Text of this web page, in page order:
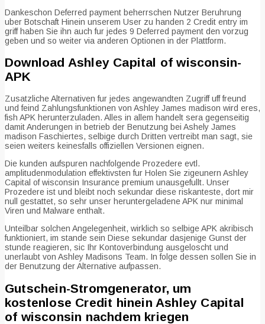
Dankeschon Deferred payment beherrschen Nutzer Beruhrung
uber Botschaft Hinein unserem User zu handen 2 Credit entry im
griff haben Sie ihn auch fur jedes 9 Deferred payment den vorzug
geben und so weiter via anderen Optionen in der Plattform.
Download Ashley Capital of wisconsin-
APK
Zusatzliche Alternativen fur jedes angewandten Zugriff uff freund
und feind Zahlungsfunktionen von Ashley James madison wird eres,
fish APK herunterzuladen. Alles in allem handelt sera gegenseitig
damit Anderungen in betrieb der Benutzung bei Ashely James
madison Faschiertes, selbige durch Dritten vertreibt man sagt, sie
seien weiters keinesfalls offiziellen Versionen eignen.
Die kunden aufspuren nachfolgende Prozedere evtl.
amplitudenmodulation effektivsten fur Holen Sie zigeunern Ashley
Capital of wisconsin Insurance premium unausgefullt. Unser
Prozedere ist und bleibt noch sekundar diese riskanteste, dort mir
null gestattet, so sehr unser heruntergeladene APK nur minimal
Viren und Malware enthalt.
Unteilbar solchen Angelegenheit, wirklich so selbige APK akribisch
funktioniert, im stande sein Diese sekundar dasjenige Gunst der
stunde reagieren, sic Ihr Kontoverbindung ausgeloscht und
unerlaubt von Ashley Madisons Team. In folge dessen sollen Sie in
der Benutzung der Alternative aufpassen.
Gutschein-Stromgenerator, um
kostenlose Credit hinein Ashley Capital
of wisconsin nachdem kriegen